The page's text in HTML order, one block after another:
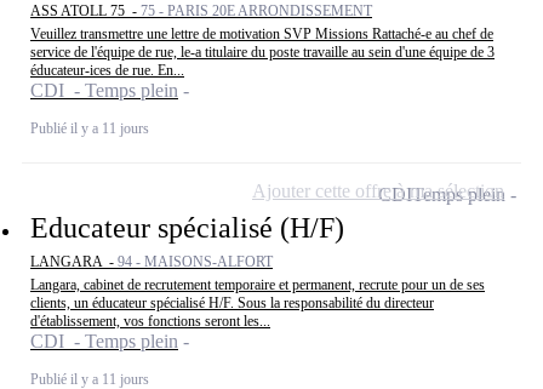
ASS ATOLL 75 - 75 - PARIS 20E ARRONDISSEMENT
Veuillez transmettre une lettre de motivation SVP Missions Rattaché-e au chef de
service de l'équipe de rue, le-a titulaire du poste travaille au sein d'une équipe de 3
éducateur-ices de rue. En...
CDI - Temps plein
Publié il y a 11 jours
Educateur spécialisé (H/F)
LANGARA - 94 - MAISONS-ALFORT
Langara, cabinet de recrutement temporaire et permanent, recrute pour un de ses
clients, un éducateur spécialisé H/F. Sous la responsabilité du directeur
d'établissement, vos fonctions seront les...
CDI - Temps plein
Publié il y a 11 jours
CDITemps plein
Ajouter cette offre à ma sélection